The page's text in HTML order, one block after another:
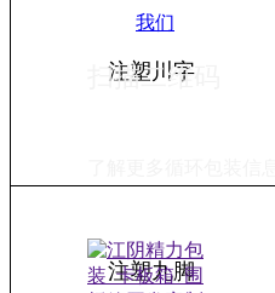
注塑川字
注塑九脚
我们
扫描二维码